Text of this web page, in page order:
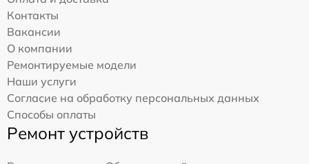
Контакты
Вакансии
О компании
Ремонтируемые модели
Наши услуги
Согласие на обработку персональных данных
Способы оплаты
Ремонт устройств